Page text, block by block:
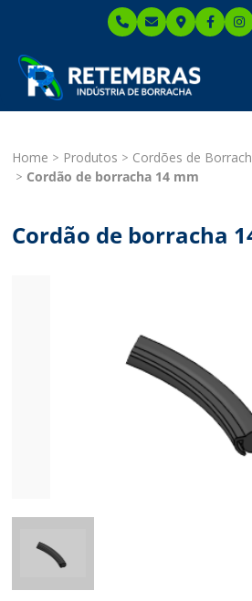
Home Produtos
Cordões de
Cordão de borracha 14 mm
Cordão de borracha